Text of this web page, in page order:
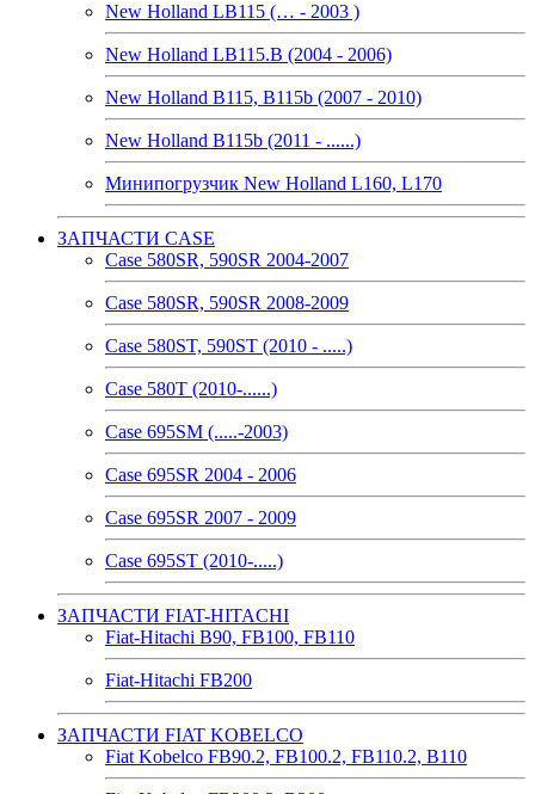
New Holland LB115 (… - 2003 )
New Holland LB115.B (2004 - 2006)
New Holland B115, B115b (2007 - 2010)
New Holland B115b (2011 - ......)
Минипогрузчик New Holland L160, L170
ЗАПЧАСТИ CASE
Case 580SR, 590SR 2004-2007
Case 580SR, 590SR 2008-2009
Case 580ST, 590ST (2010 - .....)
Case 580T (2010-......)
Case 695SM (.....-2003)
Case 695SR 2004 - 2006
Case 695SR 2007 - 2009
Case 695ST (2010-.....)
ЗАПЧАСТИ FIAT-HITACHI
Fiat-Hitachi B90, FB100, FB110
Fiat-Hitachi FB200
ЗАПЧАСТИ FIAT KOBELCO
Fiat Kobelco FB90.2, FB100.2, FB110.2, B110